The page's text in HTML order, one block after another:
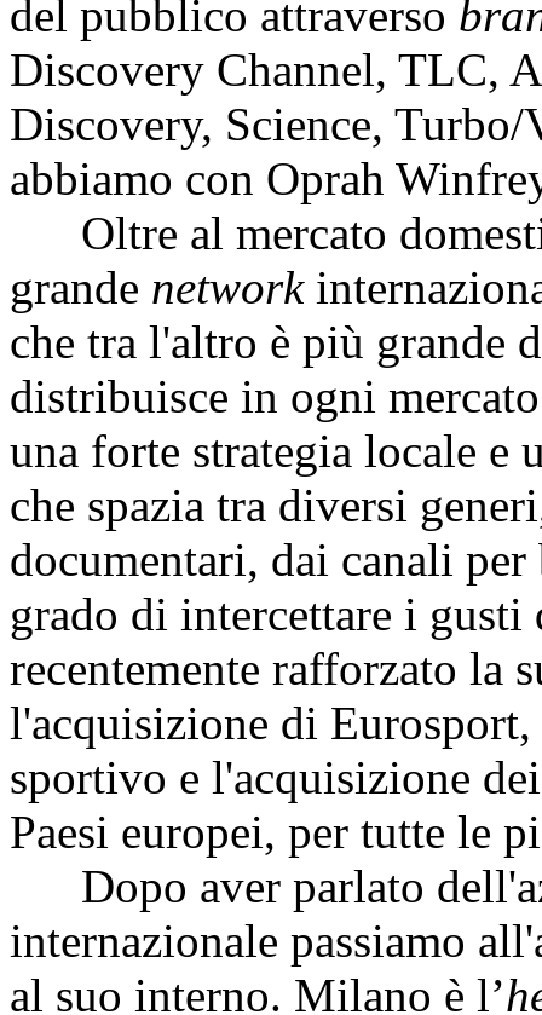
del pubblico attraverso
Discovery Channel, TLC,
Discovery, Science,
abbiamo con Oprah
Oltre al mercato
grande network
che tra l'altro è più grande
distribuisce in ogni
una forte strategia locale e
che spazia tra diversi
documentari, dai canali
grado di intercettare i
recentemente rafforzato la
l'acquisizione di Eurosport,
sportivo e l'acquisizione
Paesi europei, per tutte le
Dopo aver parlato
internazionale passiamo
al suo interno. Milano è l’